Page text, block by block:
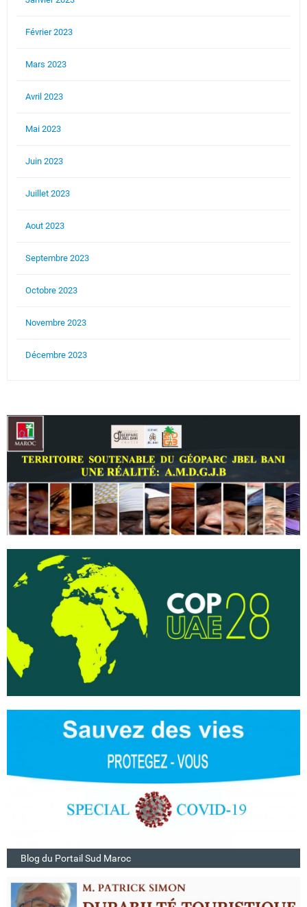
Février 2023
Mars 2023
Avril 2023
Mai 2023
Juin 2023
Juillet 2023
Aout 2023
Septembre 2023
Octobre 2023
Novembre 2023
Décembre 2023
Blog du Portail Sud Maroc